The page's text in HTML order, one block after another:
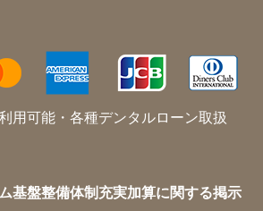
用可能・各種デンタルローン取扱
基盤整備体制充実加算に関する掲示